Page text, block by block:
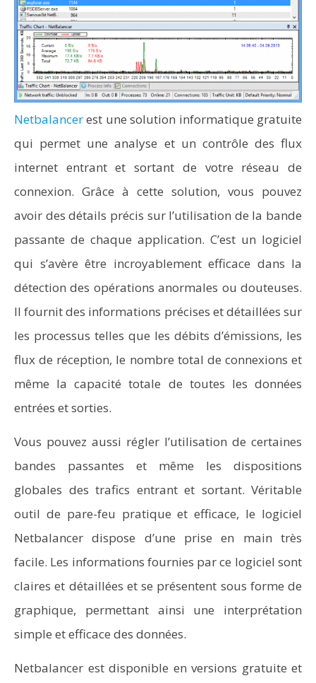
Netbalancerest une solution informatique gratuite
qui permet une analyse et un contrôle des flux
internet entrant et sortant de votre réseau de
connexion. Grâce à cette solution, vous pouvez
avoir des détails précis sur l’utilisation de la bande
passante de chaque application. C’est un logiciel
qui s’avère être incroyablement efficace dans la
détection des opérations anormales ou douteuses.
Il fournit des informations précises et détaillées sur
les processus telles que les débits d’émissions, les
flux de réception, le nombre total de connexions et
même la capacité totale de toutes les données
entrées et sorties.
Vous pouvez aussi régler l’utilisation de certaines
bandes passantes et même les dispositions
globales des trafics entrant et sortant. Véritable
outil de pare-feu pratique et efficace, le logiciel
Netbalancer dispose d’une prise en main très
facile. Les informations fournies par ce logiciel sont
claires et détaillées et se présentent sous forme de
graphique, permettant ainsi une interprétation
simple et efficace des données.
Netbalancer est disponible en versions gratuite et